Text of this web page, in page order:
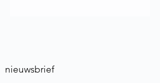
nieuwsbrief